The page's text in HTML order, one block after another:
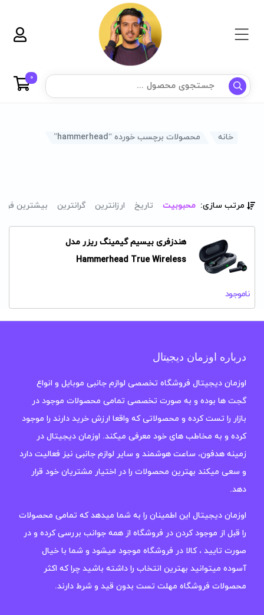
0
خانه محصولات برچسب خورده “hammerhead”
مرتب سازی: محبوبیت تاریخ ارزانترین گرانترین بیشترین
هندزفری بیسیم گیمینگ ریزر مدل
Hammerhead True Wireless
ناموجود
درباره اوزمان دیجیتال
اوزمان دیجیتال فروشگاه تخصصی لوازم جانبی موبایل و انواع
گجت ها بوده و به صورت تخصصی تمامی محصولات موجود در
بازار را تست کرده و محصولاتی که واقعا ارزش خرید دارند را موجود
کرده و به مخاطب های خود معرفی میکند. اوزمان دیجیتال در
زمینه هدفون، ساعت هوشمند و سایر لوازم جانبی نیز فعالیت دارد
و سعی میکند بهترین محصولات را در اختیار مشتریان خود قرار
دهد.
اوزمان دیجیتال این اطمینان را به شما میدهد که تمامی محصولات
را قبل از موجود کردن در فروشگاه از همه جوانب بررسی کرده و در
صورت تایید ، کالا در فروشگاه موجود میشود و شما با خیال
آسوده میتوانید بهترین انتخاب را داشته باشید چرا که اکثر
محصولات فروشگاه مهلت تست بدون قید و شرط دارند.